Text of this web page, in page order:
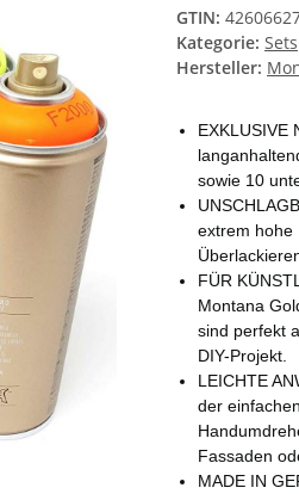
GTIN:
Kategorie: Sets
Hersteller:
EXKLUSIVE
sowie 10
extrem hohe
FÜR
Montana
sind perfekt
DIY-Projekt.
LEICHTE
der
Fassaden
MADE IN